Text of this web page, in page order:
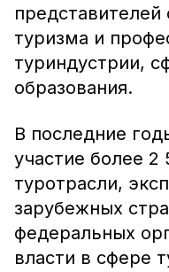
представителей
туризма и
туриндустрии,
образования.
В последние
участие более 2
туротрасли,
зарубежных
федеральных
власти в сфере